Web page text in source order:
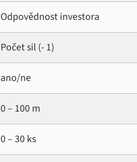
Odpovědnost investora
Počet sil (- 1)
ano/ne
0 – 100 m
0 – 30 ks